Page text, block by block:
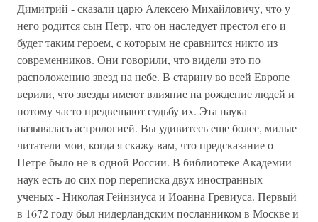
Димитрий - сказали царю Алексею Михайловичу, что у
него родится сын Петр, что он наследует престол его и
будет таким героем, с которым не сравнится никто из
современников. Они говорили, что видели это по
расположению звезд на небе. В старину во всей Европе
верили, что звезды имеют влияние на рождение людей и
потому часто предвещают судьбу их. Эта наука
называлась астрологией. Вы удивитесь еще более, милые
читатели мои, когда я скажу вам, что предсказание о
Петре было не в одной России. В библиотеке Академии
наук есть до сих пор переписка двух иностранных
ученых - Николая Гейнзиуса и Иоанна Гревиуса. Первый
в 1672 году был нидерландским посланником в Москве и